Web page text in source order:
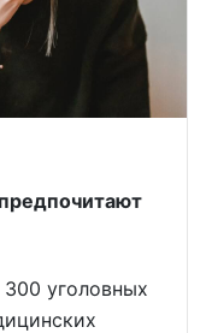
уголовных